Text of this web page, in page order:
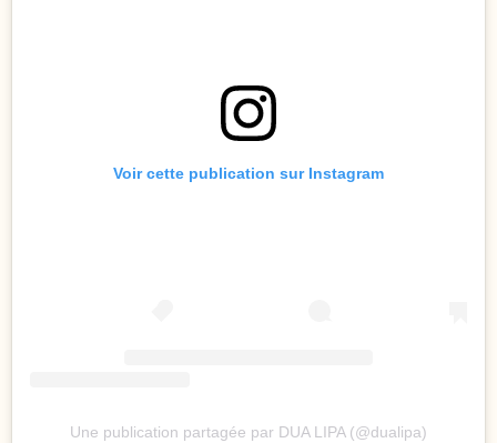
Voir cette publication sur Instagram
Une publication partagée par DUA LIPA (@dualipa)